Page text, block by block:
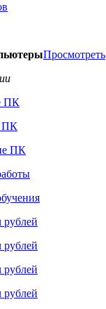
Просмотреть
ПК
ПК
ПК
рублей
рублей
рублей
рублей